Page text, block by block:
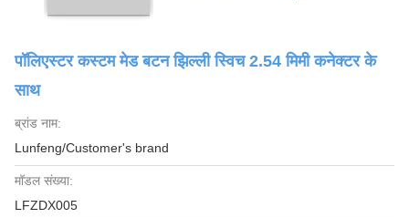
पॉलिएस्टर कस्टम मेड बटन झिल्ली स्विच 2.54 मिमी कनेक्टर के
साथ
ब्रांड नाम:
Lunfeng/Customer's brand
मॉडल संख्या:
LFZDX005